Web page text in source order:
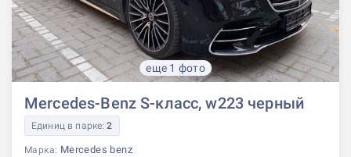
еще 1 фото
Mercedes-Benz S-класс, w223 черный
Единиц в парке:2
Марка: Mercedes benz